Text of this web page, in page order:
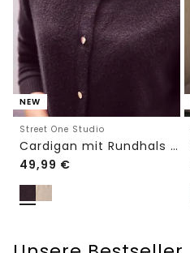
NEW
Street One Studio
Cardigan mit Rundhals und Knöpfen
49,99 €